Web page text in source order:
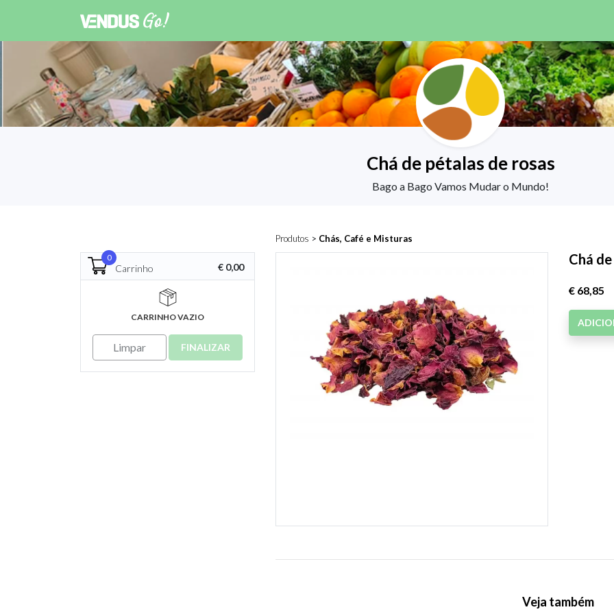
Chá de pétalas de rosas
Bago a Bago Vamos Mudar o Mundo!
Produtos > Chás, Café e Misturas
0
Carrinho € 0,00
CARRINHO VAZIO
Limpar FINALIZAR
Chá
€ 68,85
Veja também